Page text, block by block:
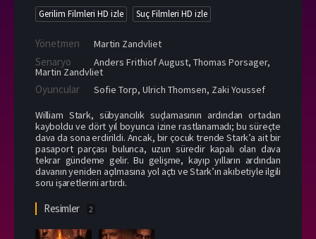
Gerilim Filmleri HD izle Suç Filmleri HD izle
Yönetmen Martin Zandvliet
Senaryo Anders Frithiof August, Thomas Porsager,
Martin Zandvliet
Oyuncular Sofie Torp, Ulrich Thomsen, Zaki Youssef
William Stark, sübyancılık suçlamasının ardından ortadan
kayboldu ve dört yıl boyunca izine rastlanamadı; bu süreçte
dava da sona erdirildi. Ancak, bir çocuk trende Stark’a ait bir
pasaport parçası bulunca, uzun süredir kapalı olan dava
tekrar gündeme gelir. Bu gelişme, kayıp yılların ardından
davanın yeniden açılmasına yol açtı ve Stark’ın akıbetiyle ilgili
soru işaretlerini artırdı.
Resimler 2